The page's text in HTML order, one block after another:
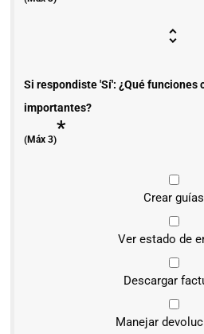
Si respondiste 'Sí': ¿Qué funciones
importantes?
(Máx 3)*
Crear guías
Ver estado de
Descargar
Manejar